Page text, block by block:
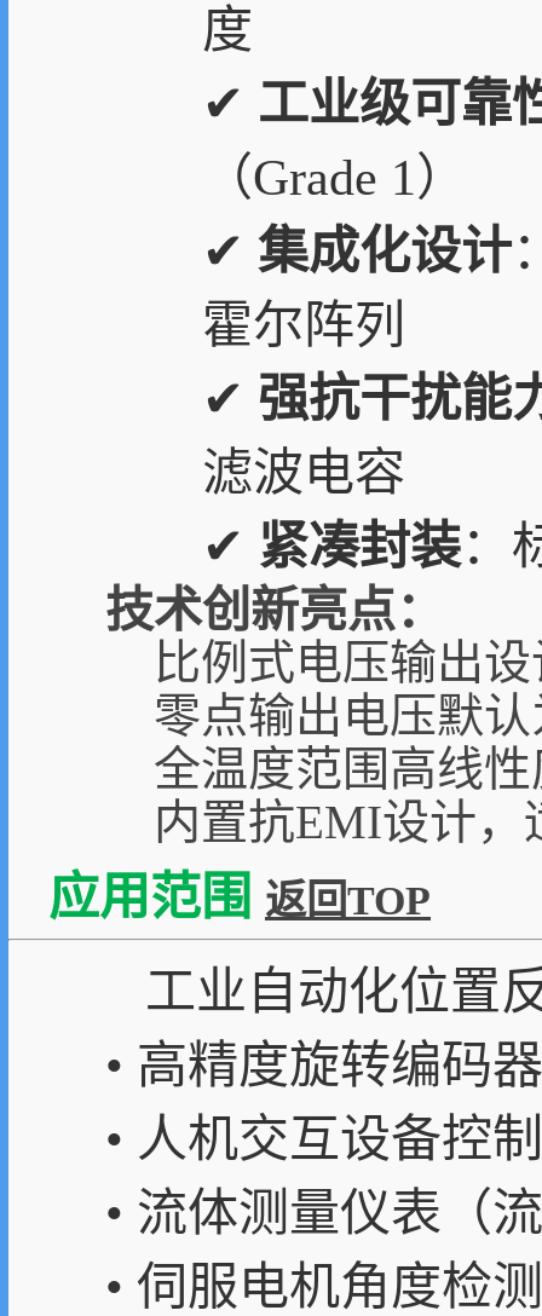
度
✔ 工业级可靠
（Grade 1）
✔ 集成化设计
霍尔阵列
✔ 强抗干扰能
滤波电容
✔ 紧凑封装：
技术创新亮点：
比例式电压输出
零点输出电压默
全温度范围高线
内置抗EMI设计
应用范围 返回TOP
工业自动化位置
• 高精度旋转编码器
• 人机交互设备控
• 流体测量仪表（
• 伺服电机角度检测